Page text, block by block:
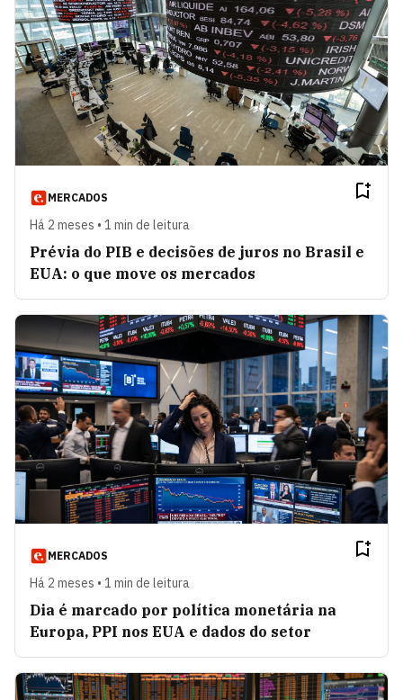
MERCADOS
Há 2 meses • 1 min de leitura
Prévia do PIB e decisões de juros no Brasil e
EUA: o que move os mercados
MERCADOS
Há 2 meses • 1 min de leitura
Dia é marcado por política monetária na
Europa, PPI nos EUA e dados do setor